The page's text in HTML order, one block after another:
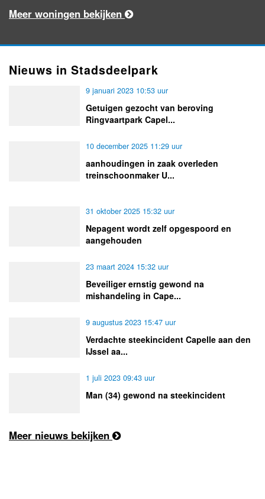
Meer woningen bekijken
Nieuws in Stadsdeelpark
9 januari 2023 10:53 uur
Getuigen gezocht van beroving
Ringvaartpark Capel...
10 december 2025 11:29 uur
aanhoudingen in zaak overleden
treinschoonmaker U...
31 oktober 2025 15:32 uur
Nepagent wordt zelf opgespoord en
aangehouden
23 maart 2024 15:32 uur
Beveiliger ernstig gewond na
mishandeling in Cape...
9 augustus 2023 15:47 uur
Verdachte steekincident Capelle aan den
IJssel aa...
1 juli 2023 09:43 uur
Man (34) gewond na steekincident
Meer nieuws bekijken